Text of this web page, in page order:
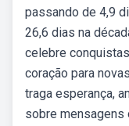
passando de 4,9
26,6 dias na
celebre
coração para
traga esperança,
sobre mensagens